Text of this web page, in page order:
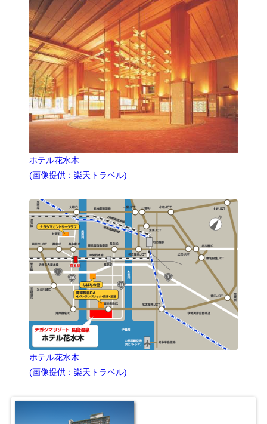
ホテル花水木
(画像提供：楽天トラベル)
ホテル花水木
(画像提供：楽天トラベル)